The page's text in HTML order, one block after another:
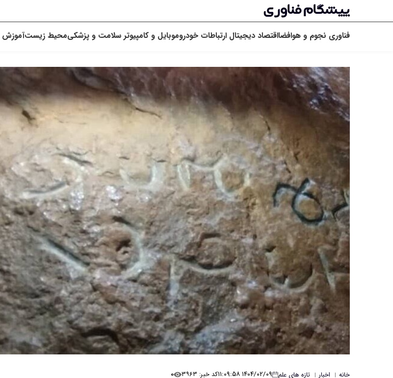
فناوری نجوم و هوافضااقتصاد دیجیتال ارتباطات خودروموبایل و کامپیوتر سلامت و پزشکیمحیط زیستآموزش
خانه | اخبار | تازه های علم ۱۴۰۴/۰۲/۰۹ ۱۱:۰۹:۵۸ کد خبر: ۳۹۶۳ ۰